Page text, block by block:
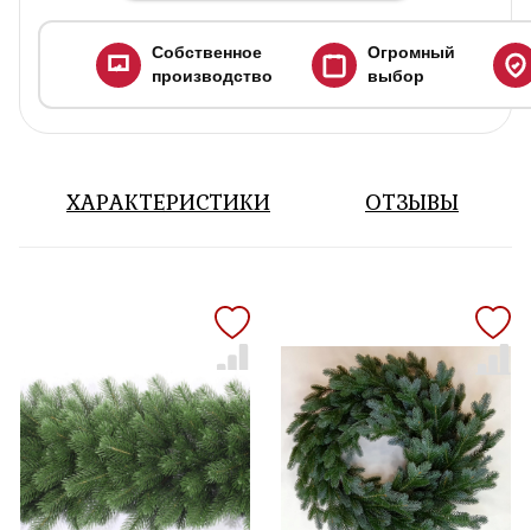
Собственное
производство
Огромный
выбор
ХАРАКТЕРИСТИКИ ОТЗЫВЫ